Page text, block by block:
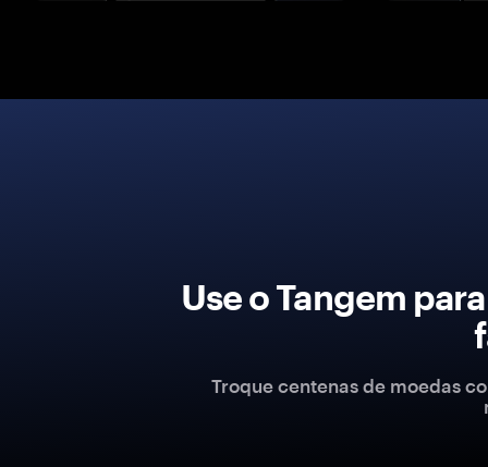
Use o Tangem
Troque centenas de moedas